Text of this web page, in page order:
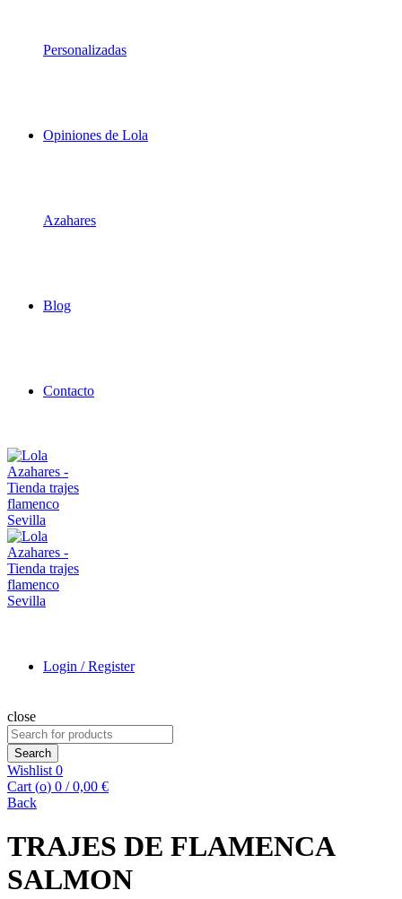
Personalizadas
Opiniones de Lola
Azahares
Blog
Contacto
Login / Register
close
Search
for:
Search
Wishlist 0
Cart (o) 0 / 0,00 €
Back
TRAJES DE FLAMENCA
SALMON